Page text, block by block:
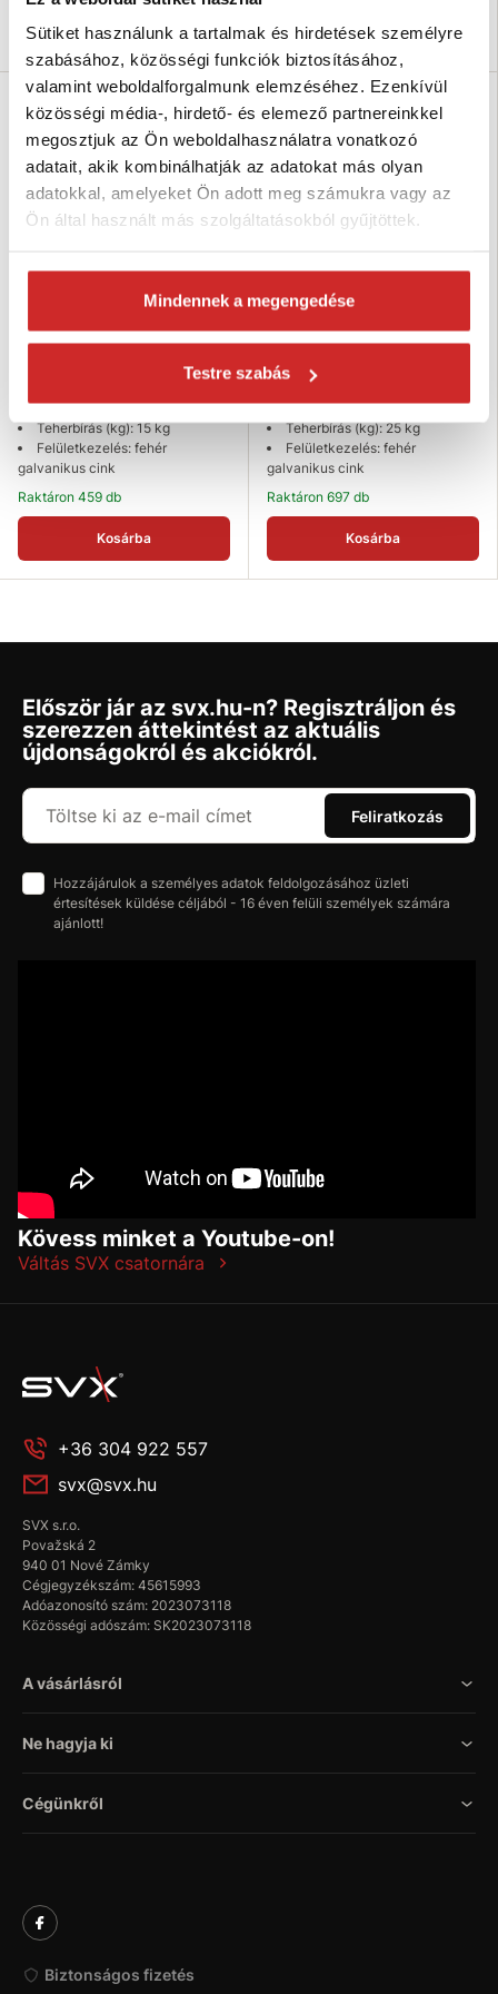
Sütiket használunk a tartalmak és hirdetések személyre
szabásához, közösségi funkciók biztosításához,
valamint weboldalforgalmunk elemzéséhez. Ezenkívül
közösségi média-, hirdető- és elemező partnereinkkel
megosztjuk az Ön weboldalhasználatra vonatkozó
adatait, akik kombinálhatják az adatokat más olyan
adatokkal, amelyeket Ön adott meg számukra vagy az
Ön által használt más szolgáltatásokból gyűjtöttek.
Mindennek a megengedése
Testre szabás
Kosárba Kosárba
EU SELECT Kampó beütős kerek
Zn 70mm
Méret (mm): 70 mm
Teherbírás (kg): 15 kg
Felületkezelés: fehér
galvanikus cink
Raktáron 459 db
Kosárba
EU SELECT Kampó beütős Zn
74 Ft
Méret (mm): 80 mm
Teherbírás (kg): 25 kg
Felületkezelés: fehér
galvanikus cink
Raktáron 697 db
Kosárba
Először jár az svx.hu-n? Regisztráljon és
szerezzen áttekintést az aktuális
újdonságokról és akciókról.
Feliratkozás
Hozzájárulok a személyes adatok feldolgozásához üzleti
értesítések küldése céljából - 16 éven felüli személyek számára
ajánlott!
Kövess minket a Youtube-on!
Váltás SVX csatornára
+36 304 922 557
svx@svx.hu
SVX s.r.o.
Považská 2
940 01 Nové Zámky
Cégjegyzékszám: 45615993
Adóazonosító szám: 2023073118
Közösségi adószám: SK2023073118
A vásárlásról
Ne hagyja ki
Cégünkről
Biztonságos fizetés